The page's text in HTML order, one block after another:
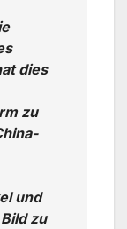
dies
zu
und
zu